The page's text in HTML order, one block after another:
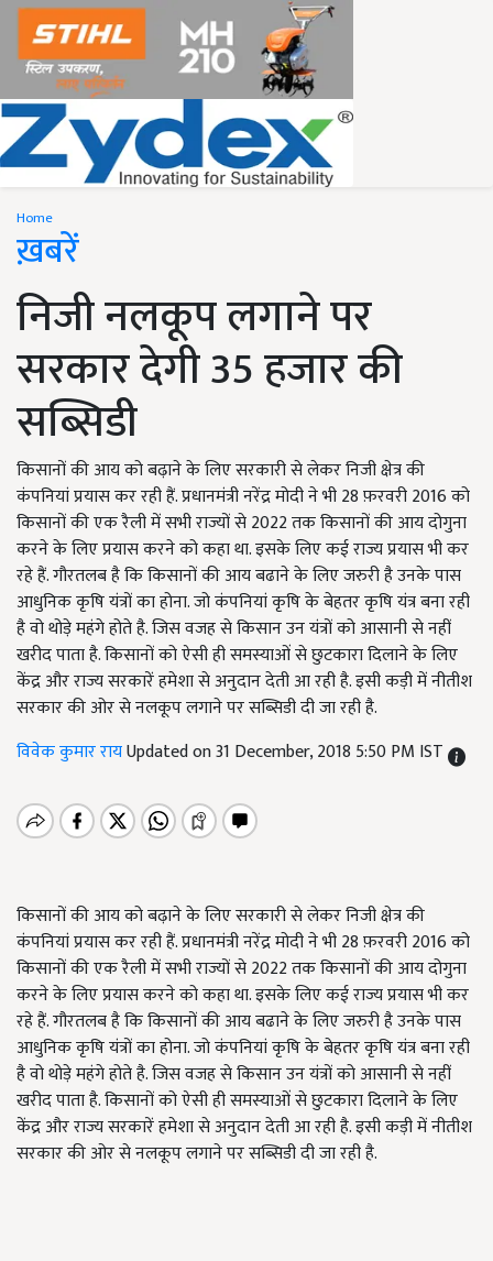
Home
ख़बरें
निजी नलकूप लगाने पर
सरकार देगी 35 हजार की
सब्सिडी
किसानों की आय को बढ़ाने के लिए सरकारी से लेकर निजी क्षेत्र की
कंपनियां प्रयास कर रही हैं. प्रधानमंत्री नरेंद्र मोदी ने भी 28 फ़रवरी 2016 को
किसानों की एक रैली में सभी राज्यों से 2022 तक किसानों की आय दोगुना
करने के लिए प्रयास करने को कहा था. इसके लिए कई राज्य प्रयास भी कर
रहे हैं. गौरतलब है कि किसानों की आय बढाने के लिए जरुरी है उनके पास
आधुनिक कृषि यंत्रों का होना. जो कंपनियां कृषि के बेहतर कृषि यंत्र बना रही
है वो थोड़े महंगे होते है. जिस वजह से किसान उन यंत्रों को आसानी से नहीं
खरीद पाता है. किसानों को ऐसी ही समस्याओं से छुटकारा दिलाने के लिए
केंद्र और राज्य सरकारें हमेशा से अनुदान देती आ रही है. इसी कड़ी में नीतीश
सरकार की ओर से नलकूप लगाने पर सब्सिडी दी जा रही है.
विवेक कुमार रायUpdated on 31 December, 2018 5:50 PM IST
किसानों की आय को बढ़ाने के लिए सरकारी से लेकर निजी क्षेत्र की
कंपनियां प्रयास कर रही हैं. प्रधानमंत्री नरेंद्र मोदी ने भी 28 फ़रवरी 2016 को
किसानों की एक रैली में सभी राज्यों से 2022 तक किसानों की आय दोगुना
करने के लिए प्रयास करने को कहा था. इसके लिए कई राज्य प्रयास भी कर
रहे हैं. गौरतलब है कि किसानों की आय बढाने के लिए जरुरी है उनके पास
आधुनिक कृषि यंत्रों का होना. जो कंपनियां कृषि के बेहतर कृषि यंत्र बना रही
है वो थोड़े महंगे होते है. जिस वजह से किसान उन यंत्रों को आसानी से नहीं
खरीद पाता है. किसानों को ऐसी ही समस्याओं से छुटकारा दिलाने के लिए
केंद्र और राज्य सरकारें हमेशा से अनुदान देती आ रही है. इसी कड़ी में नीतीश
सरकार की ओर से नलकूप लगाने पर सब्सिडी दी जा रही है.